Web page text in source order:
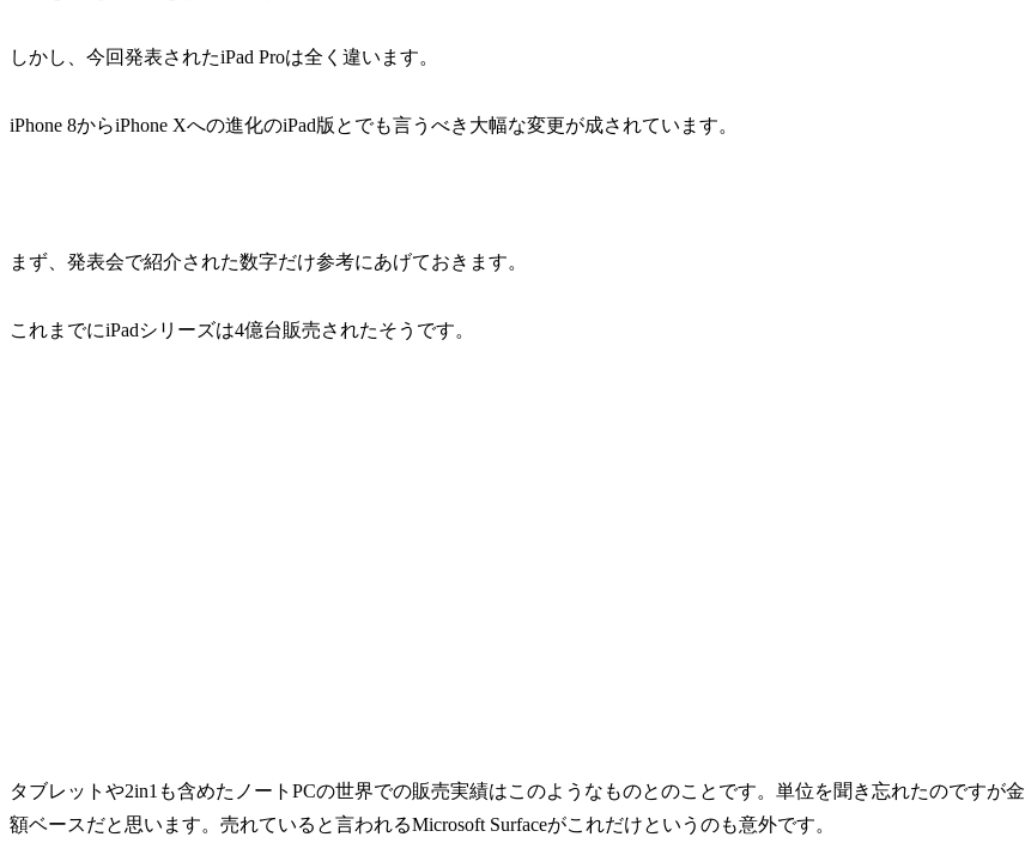
しかし、今回発表されたiPad Proは全く違います。
iPhone 8からiPhone Xへの進化のiPad版とでも言うべき大幅な変更が成されています。
まず、発表会で紹介された数字だけ参考にあげておきます。
これまでにiPadシリーズは4億台販売されたそうです。
タブレットや2in1も含めたノートPCの世界での販売実績はこのようなものとのことです。単位を聞き忘れたのですが金
額ベースだと思います。売れていると言われるMicrosoft Surfaceがこれだけというのも意外です。